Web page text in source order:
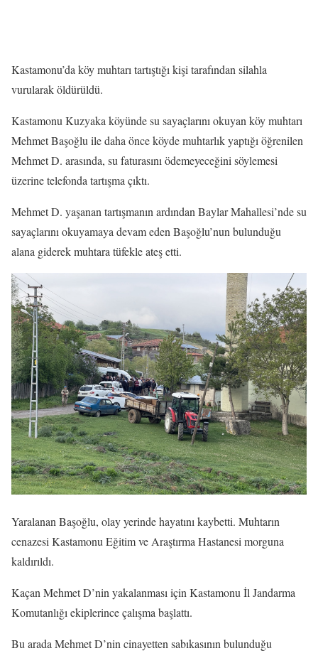
Kastamonu’da köy muhtarı tartıştığı kişi tarafından silahla
vurularak öldürüldü.
Kastamonu Kuzyaka köyünde su sayaçlarını okuyan köy muhtarı
Mehmet Başoğlu ile daha önce köyde muhtarlık yaptığı öğrenilen
Mehmet D. arasında, su faturasını ödemeyeceğini söylemesi
üzerine telefonda tartışma çıktı.
Mehmet D. yaşanan tartışmanın ardından Baylar Mahallesi’nde su
sayaçlarını okuyamaya devam eden Başoğlu’nun bulunduğu
alana giderek muhtara tüfekle ateş etti.
Yaralanan Başoğlu, olay yerinde hayatını kaybetti. Muhtarın
cenazesi Kastamonu Eğitim ve Araştırma Hastanesi morguna
kaldırıldı.
Kaçan Mehmet D’nin yakalanması için Kastamonu İl Jandarma
Komutanlığı ekiplerince çalışma başlattı.
Bu arada Mehmet D’nin cinayetten sabıkasının bulunduğu